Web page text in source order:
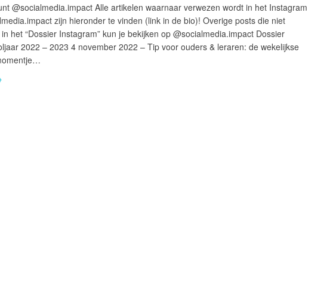
@socialmedia.impact Alle artikelen waarnaar verwezen wordt in het Instagram
zijn hieronder te vinden (link in de bio)! Overige posts die niet
het “Dossier Instagram” kun je bekijken op @socialmedia.impact Dossier
2022 – 2023 4 november 2022 – Tip voor ouders & leraren: de wekelijkse